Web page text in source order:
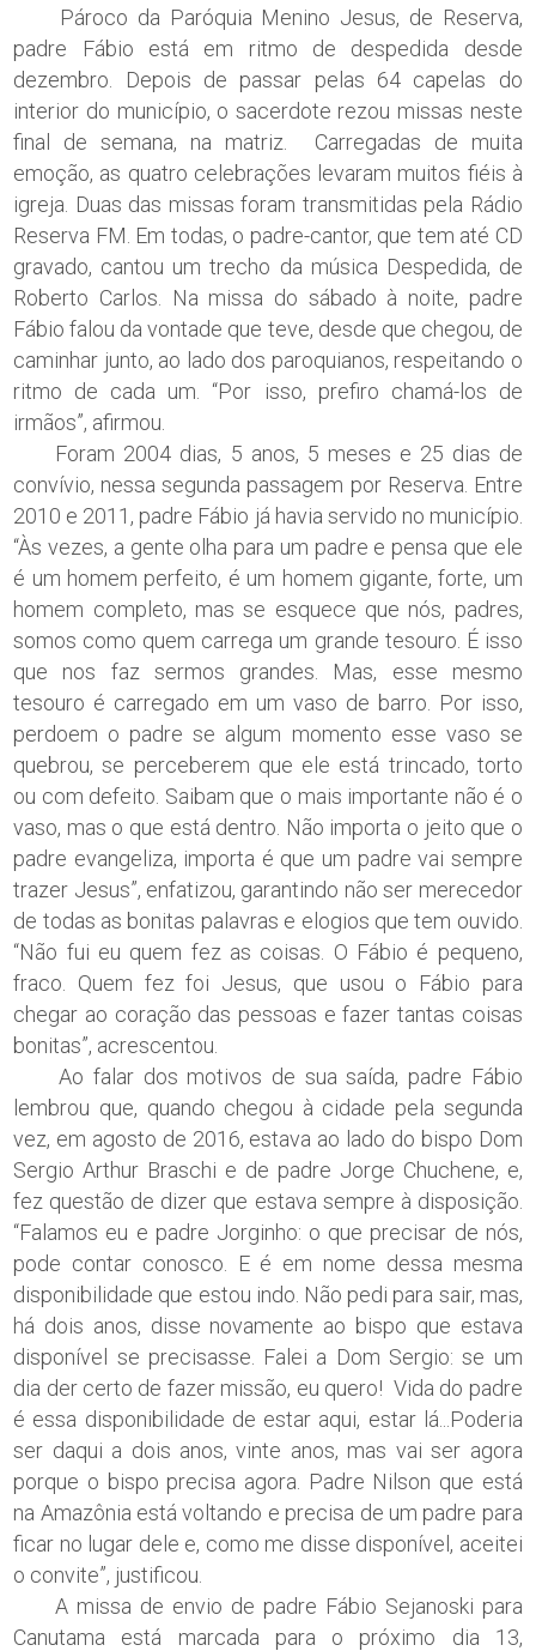
Pároco da Paróquia Menino Jesus, de Reserva,
padre Fábio está em ritmo de despedida desde
dezembro. Depois de passar pelas 64 capelas do
interior do município, o sacerdote rezou missas neste
final de semana, na matriz. Carregadas de muita
emoção, as quatro celebrações levaram muitos fiéis à
igreja. Duas das missas foram transmitidas pela Rádio
Reserva FM. Em todas, o padre-cantor, que tem até CD
gravado, cantou um trecho da música Despedida, de
Roberto Carlos. Na missa do sábado à noite, padre
Fábio falou da vontade que teve, desde que chegou, de
caminhar junto, ao lado dos paroquianos, respeitando o
ritmo de cada um. “Por isso, prefiro chamá-los de
irmãos”, afirmou.
Foram 2004 dias, 5 anos, 5 meses e 25 dias de
convívio, nessa segunda passagem por Reserva. Entre
2010 e 2011, padre Fábio já havia servido no município.
“Às vezes, a gente olha para um padre e pensa que ele
é um homem perfeito, é um homem gigante, forte, um
homem completo, mas se esquece que nós, padres,
somos como quem carrega um grande tesouro. É isso
que nos faz sermos grandes. Mas, esse mesmo
tesouro é carregado em um vaso de barro. Por isso,
perdoem o padre se algum momento esse vaso se
quebrou, se perceberem que ele está trincado, torto
ou com defeito. Saibam que o mais importante não é o
vaso, mas o que está dentro. Não importa o jeito que o
padre evangeliza, importa é que um padre vai sempre
trazer Jesus”, enfatizou, garantindo não ser merecedor
de todas as bonitas palavras e elogios que tem ouvido.
“Não fui eu quem fez as coisas. O Fábio é pequeno,
fraco. Quem fez foi Jesus, que usou o Fábio para
chegar ao coração das pessoas e fazer tantas coisas
bonitas”, acrescentou.
Ao falar dos motivos de sua saída, padre Fábio
lembrou que, quando chegou à cidade pela segunda
vez, em agosto de 2016, estava ao lado do bispo Dom
Sergio Arthur Braschi e de padre Jorge Chuchene, e,
fez questão de dizer que estava sempre à disposição.
“Falamos eu e padre Jorginho: o que precisar de nós,
pode contar conosco. E é em nome dessa mesma
disponibilidade que estou indo. Não pedi para sair, mas,
há dois anos, disse novamente ao bispo que estava
disponível se precisasse. Falei a Dom Sergio: se um
dia der certo de fazer missão, eu quero! Vida do padre
é essa disponibilidade de estar aqui, estar lá...Poderia
ser daqui a dois anos, vinte anos, mas vai ser agora
porque o bispo precisa agora. Padre Nilson que está
na Amazônia está voltando e precisa de um padre para
ficar no lugar dele e, como me disse disponível, aceitei
o convite”, justificou.
A missa de envio de padre Fábio Sejanoski para
Canutama está marcada para o próximo dia 13,